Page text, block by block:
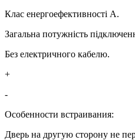
Клас енергоефективності А.
Загальна потужність
Без електричного кабелю.
+
-
Особенности встраивания:
Дверь на другую сторону не